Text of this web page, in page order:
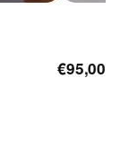
€95,00